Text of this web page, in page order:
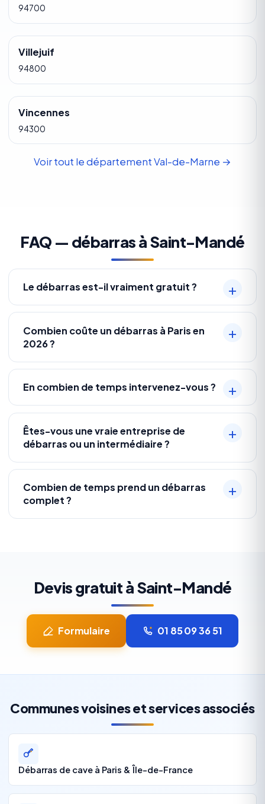
94700
Villejuif
94800
Vincennes
94300
Voir tout le département Val-de-Marne →
FAQ — débarras à Saint-Mandé
Le débarras est-il vraiment gratuit ?
Combien coûte un débarras à Paris en
2026 ?
En combien de temps intervenez-vous ?
Êtes-vous une vraie entreprise de
débarras ou un intermédiaire ?
Combien de temps prend un débarras
complet ?
Devis gratuit à Saint-Mandé
Formulaire 01 85 09 36 51
Communes voisines et services associés
Débarras de cave à Paris & Île-de-France